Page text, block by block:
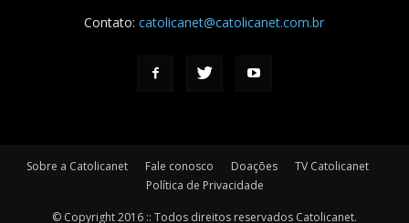
Contato:catolicanet@catolicanet.com.br
Sobre a Catolicanet Fale conosco Doações
TV Catolicanet
Política de Privacidade
© Copyright 2016 :: Todos direitos reservados Catolicanet.